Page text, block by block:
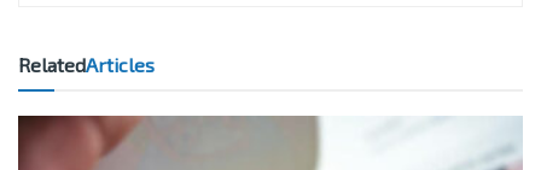
RelatedArticles